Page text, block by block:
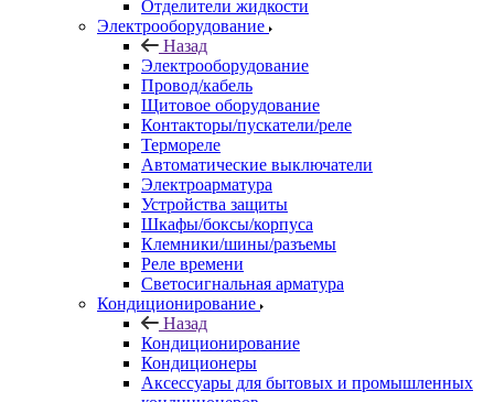
Отделители жидкости
Электрооборудование
Назад
Электрооборудование
Провод/кабель
Щитовое оборудование
Контакторы/пускатели/реле
Термореле
Автоматические выключатели
Электроарматура
Устройства защиты
Шкафы/боксы/корпуса
Клемники/шины/разъемы
Реле времени
Светосигнальная арматура
Кондиционирование
Назад
Кондиционирование
Кондиционеры
Аксессуары для бытовых и промышленных